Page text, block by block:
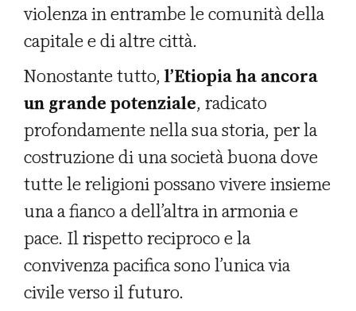
violenza in entrambe le comunità della
capitale e di altre città.
Nonostante tutto, l’Etiopia ha ancora
un grande potenziale, radicato
profondamente nella sua storia, per la
costruzione di una società buona dove
tutte le religioni possano vivere insieme
una a fianco a dell’altra in armonia e
pace. Il rispetto reciproco e la
convivenza pacifica sono l’unica via
civile verso il futuro.